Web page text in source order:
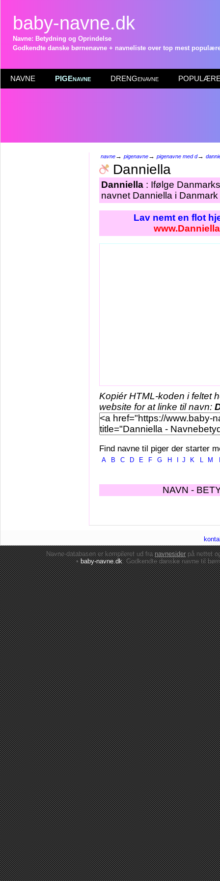
baby-navne.dk
Navne: Betydning og Oprindelse
Godkendte danske børnenavne + navneliste over top mest
NAVNE PIGEnavne DRENGenavne POPULÆRE
navne→ pigenavne→ pigenavne med d→
Danniella
Danniella : Ifølge
navnet Danniella i
Lav nemt en flot
Kopiér HTML-koden i feltet
website for at linke til navn:
Find navne til piger der starter
A B C D E F G H J K L M
NAVN -
Navne-databasen er kompileret ud franavnesiderpå nettet
•baby-navne.dk: Godkendte danskenavne til børn